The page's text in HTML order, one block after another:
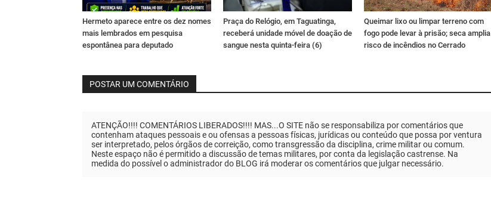
Hermeto aparece entre os dez nomes
mais lembrados em pesquisa
espontânea para deputado
Praça do Relógio, em Taguatinga,
receberá unidade móvel de doação de
sangue nesta quinta-feira (6)
Queimar lixo ou limpar terreno com
fogo pode levar à prisão; seca amplia
risco de incêndios no Cerrado
POSTAR UM COMENTÁRIO
ATENÇÃO!!!! COMENTÁRIOS LIBERADOS!!!! MAS...O SITE não se responsabiliza por comentários que
contenham ataques pessoais e ou ofensas a pessoas físicas, jurídicas ou conteúdo que possa por ventura
ser interpretado, pelos órgãos de correição, como transgressão da disciplina, crime militar ou comum.
Neste espaço não é permitido a discussão de temas militares, por conta da legislação castrense. Na
medida do possível o administrador do BLOG irá moderar os comentários que julgar necessário.